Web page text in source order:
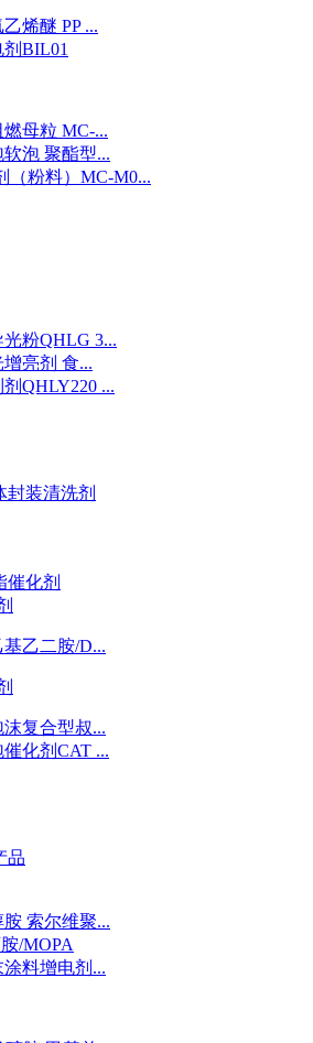
烯醚 PP ...
BIL01
母粒 MC-...
泡 聚酯型...
（粉料）MC-M0...
粉QHLG 3...
亮剂 食...
QHLY220 ...
封装清洗剂
催化剂
乙二胺/D...
复合型叔...
化剂CAT ...
品
索尔维聚...
/MOPA
料增电剂...